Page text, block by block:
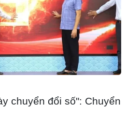
khổ pháp lý về ngân
rửa tiền
nghẽn” mặt bằng, xây
ngân
chuyển đổi số": Chuyển